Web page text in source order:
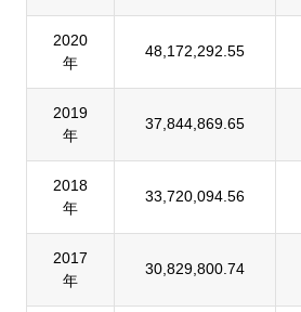
2020
年
48,172,292.55
2019
年
37,844,869.65
2018
年
33,720,094.56
2017
年
30,829,800.74